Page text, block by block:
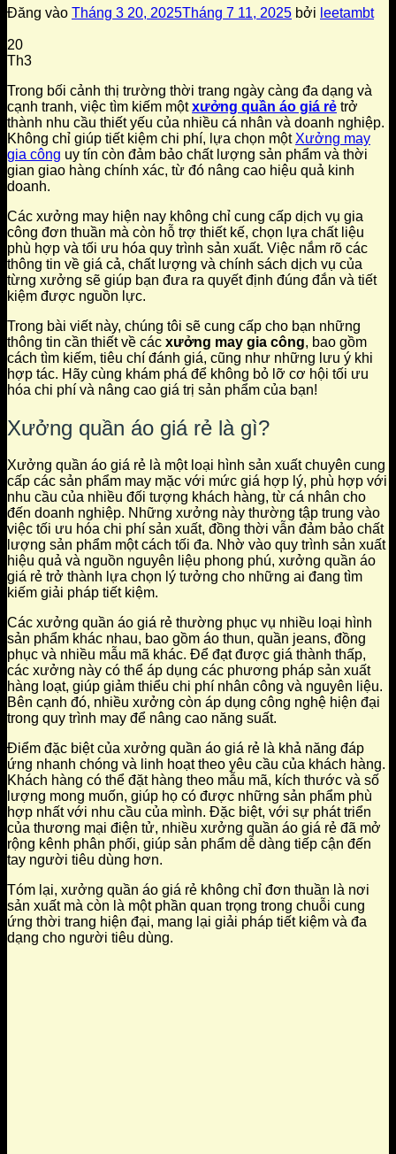
Đăng vào Tháng 3 20, 2025Tháng 7 11, 2025 bởi leetambt
20
Th3
Trong bối cảnh thị trường thời trang ngày càng đa dạng và
cạnh tranh, việc tìm kiếm mộtxưởng quần áo giá rẻ trở
thành nhu cầu thiết yếu của nhiều cá nhân và doanh nghiệp.
Không chỉ giúp tiết kiệm chi phí, lựa chọn một Xưởng may
gia công uy tín còn đảm bảo chất lượng sản phẩm và thời
gian giao hàng chính xác, từ đó nâng cao hiệu quả kinh
doanh.
Các xưởng may hiện nay không chỉ cung cấp dịch vụ gia
công đơn thuần mà còn hỗ trợ thiết kế, chọn lựa chất liệu
phù hợp và tối ưu hóa quy trình sản xuất. Việc nắm rõ các
thông tin về giá cả, chất lượng và chính sách dịch vụ của
từng xưởng sẽ giúp bạn đưa ra quyết định đúng đắn và tiết
kiệm được nguồn lực.
Trong bài viết này, chúng tôi sẽ cung cấp cho bạn những
thông tin cần thiết về các xưởng may gia công, bao gồm
cách tìm kiếm, tiêu chí đánh giá, cũng như những lưu ý khi
hợp tác. Hãy cùng khám phá để không bỏ lỡ cơ hội tối ưu
hóa chi phí và nâng cao giá trị sản phẩm của bạn!
Xưởng quần áo giá rẻ là gì?
Xưởng quần áo giá rẻ là một loại hình sản xuất chuyên cung
cấp các sản phẩm may mặc với mức giá hợp lý, phù hợp với
nhu cầu của nhiều đối tượng khách hàng, từ cá nhân cho
đến doanh nghiệp. Những xưởng này thường tập trung vào
việc tối ưu hóa chi phí sản xuất, đồng thời vẫn đảm bảo chất
lượng sản phẩm một cách tối đa. Nhờ vào quy trình sản xuất
hiệu quả và nguồn nguyên liệu phong phú, xưởng quần áo
giá rẻ trở thành lựa chọn lý tưởng cho những ai đang tìm
kiếm giải pháp tiết kiệm.
Các xưởng quần áo giá rẻ thường phục vụ nhiều loại hình
sản phẩm khác nhau, bao gồm áo thun, quần jeans, đồng
phục và nhiều mẫu mã khác. Để đạt được giá thành thấp,
các xưởng này có thể áp dụng các phương pháp sản xuất
hàng loạt, giúp giảm thiểu chi phí nhân công và nguyên liệu.
Bên cạnh đó, nhiều xưởng còn áp dụng công nghệ hiện đại
trong quy trình may để nâng cao năng suất.
Điểm đặc biệt của xưởng quần áo giá rẻ là khả năng đáp
ứng nhanh chóng và linh hoạt theo yêu cầu của khách hàng.
Khách hàng có thể đặt hàng theo mẫu mã, kích thước và số
lượng mong muốn, giúp họ có được những sản phẩm phù
hợp nhất với nhu cầu của mình. Đặc biệt, với sự phát triển
của thương mại điện tử, nhiều xưởng quần áo giá rẻ đã mở
rộng kênh phân phối, giúp sản phẩm dễ dàng tiếp cận đến
tay người tiêu dùng hơn.
Tóm lại, xưởng quần áo giá rẻ không chỉ đơn thuần là nơi
sản xuất mà còn là một phần quan trọng trong chuỗi cung
ứng thời trang hiện đại, mang lại giải pháp tiết kiệm và đa
dạng cho người tiêu dùng.